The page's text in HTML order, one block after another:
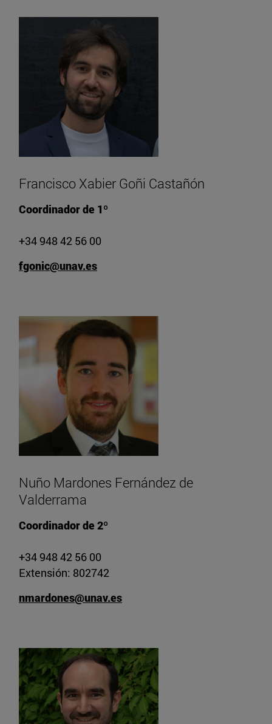
Francisco Xabier Goñi Castañón
Coordinador de 1º
+34 948 42 56 00
fgonic@unav.es
Nuño Mardones Fernández de
Valderrama
Coordinador de 2º
+34 948 42 56 00
Extensión: 802742
nmardones@unav.es